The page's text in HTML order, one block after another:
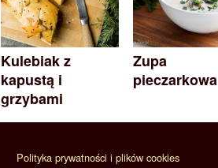
Kulebiak z
kapustą i
grzybami
Zupa
pieczarkowa
Polityka prywatności i plików cookies